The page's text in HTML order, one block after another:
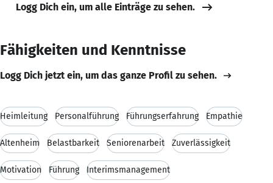
Logg Dich ein, um alle Einträge zu sehen.
Fähigkeiten und Kenntnisse
Logg Dich jetzt ein, um das ganze Profil zu sehen.
Heimleitung Personalführung Führungserfahrung Empathie
Altenheim Belastbarkeit Seniorenarbeit Zuverlässigkeit
Motivation Führung Interimsmanagement